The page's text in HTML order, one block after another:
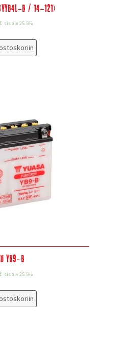
B / 14-121)
sis alv 25.5%
YB9-B
sis alv 25.5%